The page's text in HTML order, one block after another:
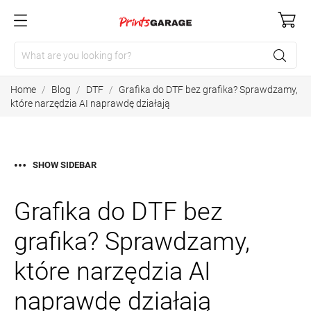
Home Blog DTF
Grafika do DTF bez grafika? Sprawdzamy,
które narzędzia AI naprawdę działają
SHOW SIDEBAR
Grafika do DTF bez
grafika? Sprawdzamy,
które narzędzia AI
naprawdę działają